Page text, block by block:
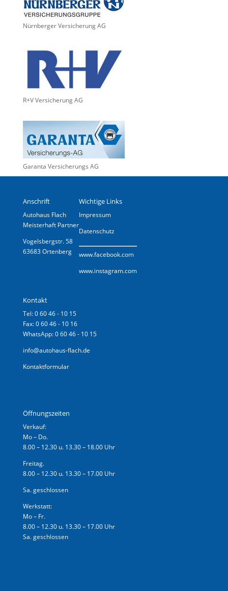
Nürnberger Versicherung AG
R+V Versicherung AG
Garanta Versicherungs AG
Anschrift
Autohaus Flach
Meisterhaft Partner
Vogelsbergstr. 58
63683 Ortenberg
Wichtige Links
Impressum
Datenschutz
www.facebook.com
www.instagram.com
Kontakt
Tel: 0 60 46 - 10 15
Fax: 0 60 46 - 10 16
WhatsApp: 0 60 46 - 10 15
info@autohaus-flach.de
Kontaktformular
Öffnungszeiten
Verkauf:
Mo – Do.
8.00 – 12.30 u. 13.30 – 18.00 Uhr
Freitag.
8.00 – 12.30 u. 13.30 – 17.00 Uhr
Sa. geschlossen
Werkstatt:
Mo – Fr.
8.00 – 12.30 u. 13.30 – 17.00 Uhr
Sa. geschlossen